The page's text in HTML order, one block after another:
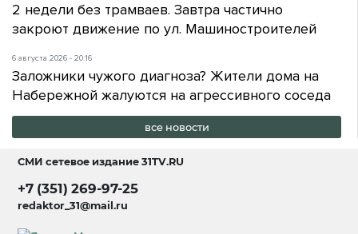
2 недели без трамваев. Завтра частично
закроют движение по ул. Машиностроителей
6 августа 2026 - 20:16
Заложники чужого диагноза? Жители дома на
Набережной жалуются на агрессивного соседа
все новости
СМИ сетевое издание31TV.RU
+7 (351) 269-97-25
redaktor_31@mail.ru